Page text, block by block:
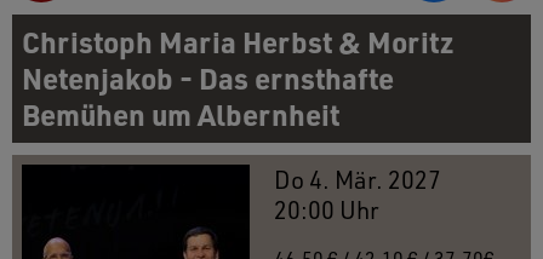
Christoph Maria Herbst & Moritz
Netenjakob - Das ernsthafte
Bemühen um Albernheit
Do 4. Mär. 2027
20:00 Uhr